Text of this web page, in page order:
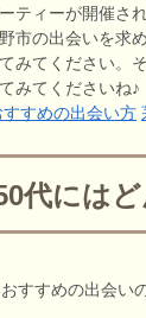
ティーが開催さ
市の出会いを求
みてください。
みてくださいね♪
すすめの出会い方
代には
すすめの出会い